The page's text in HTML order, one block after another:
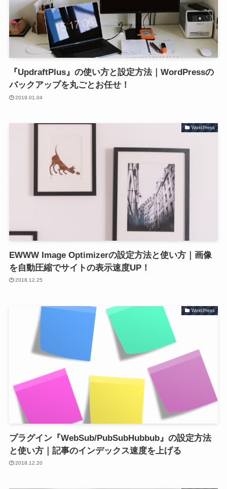
『UpdraftPlus』の使い方と設定方法｜WordPressの
バックアップを丸ごとお任せ！
2019.01.04
WordPress
EWWW Image Optimizerの設定方法と使い方｜画像
を自動圧縮でサイトの表示速度UP！
2018.12.25
WordPress
プラグイン『WebSub/PubSubHubbub』の設定方法
と使い方｜記事のインデックス速度を上げる
2018.12.20